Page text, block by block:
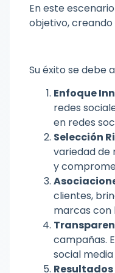
En este
objetivo,
Su éxito se debe
Enfoque
redes
en redes
Selección
variedad de
y
clientes,
marcas con
campañas.
social